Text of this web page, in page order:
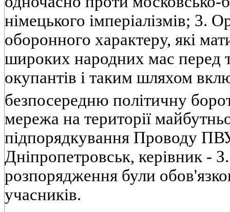
німецького імперіалізмів; 3.
оборонного характеру, які
широких народних мас перед
окупантів і таким шляхом
безпосередню політичну
мережа на території
підпорядкування Проводу
Дніпропетровськ, керівник -
розпорядження були
учасників.